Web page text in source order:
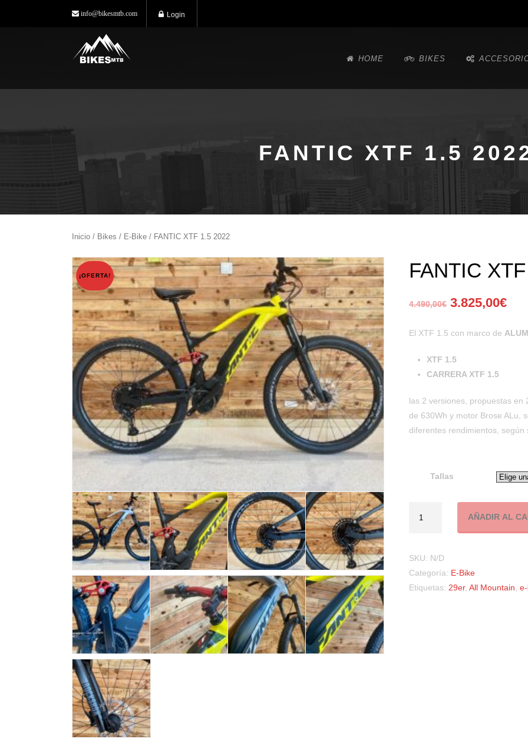
info@bikesmtb.com Login
HOME BIKES
FANTIC XTF 1.5
Inicio / Bikes / E-Bike / FANTIC XTF 1.5 2022
¡OFERTA! FANTIC
4.490,00€ 3.825,00€
El XTF 1.5 con marco de
XTF 1.5
CARRERA XTF 1.5
las 2 versiones, propuestas en
de 630Wh y motor Brose ALu,
diferentes rendimientos, según
Tallas
AÑADIR AL
SKU: N/D
Categoría: E-Bike
Etiquetas: 29er, All Mountain